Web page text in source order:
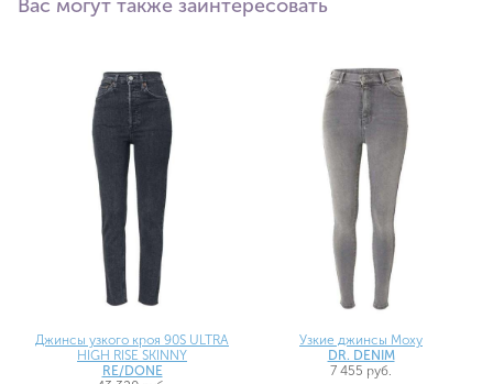
Вас могут также заинтересовать
Джинсы узкого кроя 90S ULTRA
HIGH RISE SKINNY
RE/DONE
Узкие джинсы Moxy
DR. DENIM
7 455 руб.